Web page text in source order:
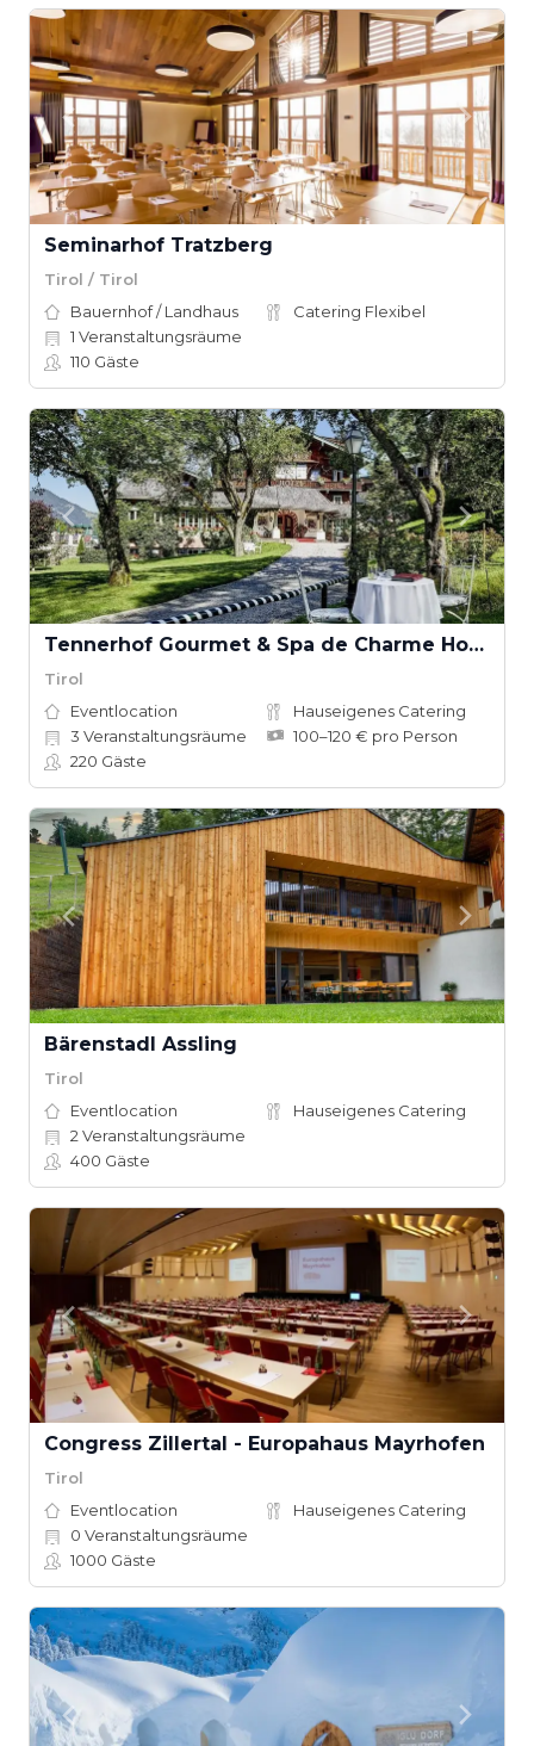
Seminarhof Tratzberg
Tirol / Tirol
Bauernhof / Landhaus
Catering Flexibel
1 Veranstaltungsräume
110 Gäste
Tennerhof Gourmet & Spa de Charme Hotel
Tirol
Eventlocation
Hauseigenes Catering
3 Veranstaltungsräume
100–120 € pro Person
220 Gäste
Bärenstadl Assling
Tirol
Eventlocation
Hauseigenes Catering
2 Veranstaltungsräume
400 Gäste
Congress Zillertal - Europahaus Mayrhofen
Tirol
Eventlocation
Hauseigenes Catering
0 Veranstaltungsräume
1000 Gäste